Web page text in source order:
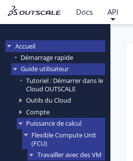
Docs API
Accueil
Démarrage rapide
Guide utilisateur
Tutoriel : Démarrer dans le
Cloud OUTSCALE
Outils du Cloud
Compte
Puissance de calcul
Flexible Compute Unit
(FCU)
Travailler avec des VM